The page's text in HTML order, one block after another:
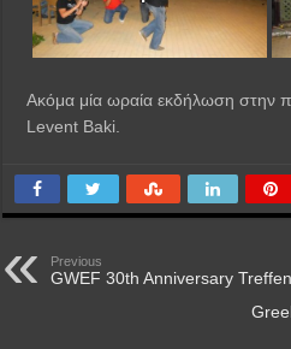
Ακόμα μία ωραία εκδήλωση στην
Levent Baki.
Previous
GWEF 30th Anniversary Treffen